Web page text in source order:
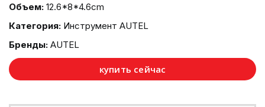
Объем: 12.6*8*4.6cm
Категория: Инструмент AUTEL
Бренды: AUTEL
купить сейчас